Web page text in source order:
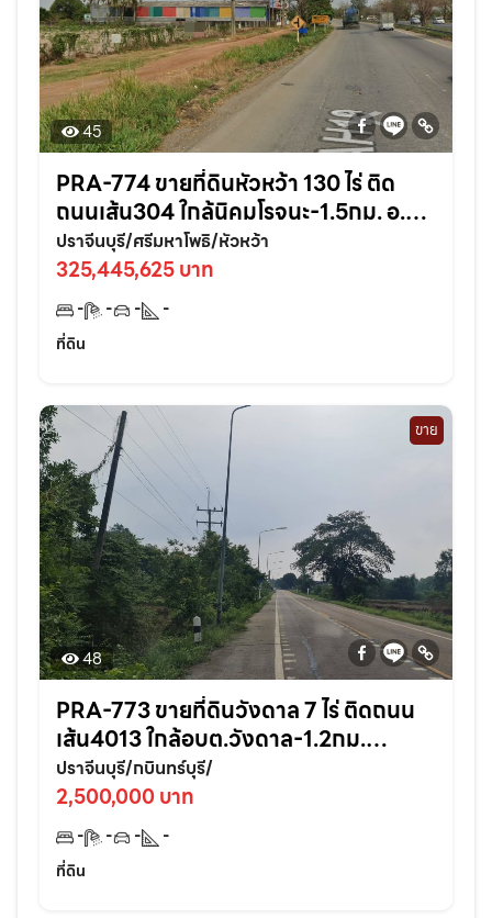
45
PRA-774 ขายที่ดินหัวหว้า 130 ไร่ ติด
ถนนเส้น304 ใกล้นิคมโรจนะ-1.5กม. อ.ศรี
มหาโพธิ ปราจีนบุรี
ปราจีนบุรี/ศรีมหาโพธิ/หัวหว้า
325,445,625 บาท
- - -
-
ที่ดิน
ขาย
48
PRA-773 ขายที่ดินวังดาล 7 ไร่ ติดถนน
เส้น4013 ใกล้อบต.วังดาล-1.2กม.
อ.กบินทร์บุรี ปราจีนบุรี
ปราจีนบุรี/กบินทร์บุรี/
2,500,000 บาท
- - -
-
ที่ดิน